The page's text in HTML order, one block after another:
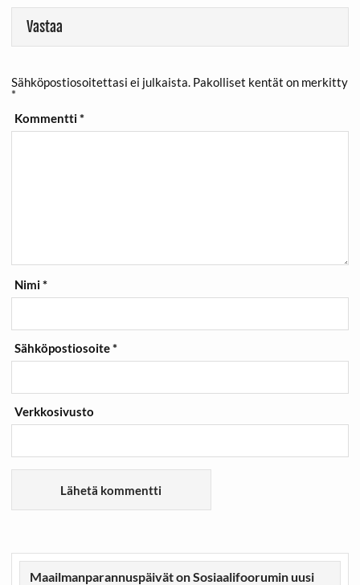
Vastaa
Sähköpostiosoitettasi ei julkaista. Pakolliset kentät on merkitty
*
Kommentti*
Nimi*
Sähköpostiosoite*
Verkkosivusto
Maailmanparannuspäivät on Sosiaalifoorumin uusi